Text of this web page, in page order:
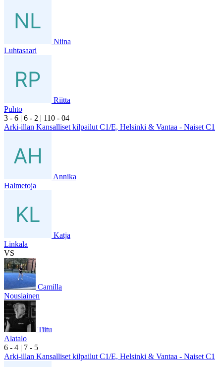
Niina
Luhtasaari
Riitta
Puhto
3 - 6 | 6 - 2 | 110 - 04
Arki-illan Kansalliset kilpailut C1/E, Helsinki & Vantaa - Naiset C1
Annika
Halmetoja
Katja
Linkala
VS
Camilla
Nousiainen
Tiitu
Alatalo
6 - 4 | 7 - 5
Arki-illan Kansalliset kilpailut C1/E, Helsinki & Vantaa - Naiset C1